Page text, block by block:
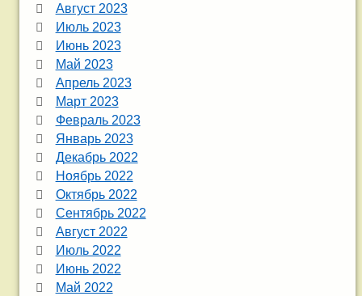
Август 2023
Июль 2023
Июнь 2023
Май 2023
Апрель 2023
Март 2023
Февраль 2023
Январь 2023
Декабрь 2022
Ноябрь 2022
Октябрь 2022
Сентябрь 2022
Август 2022
Июль 2022
Июнь 2022
Май 2022